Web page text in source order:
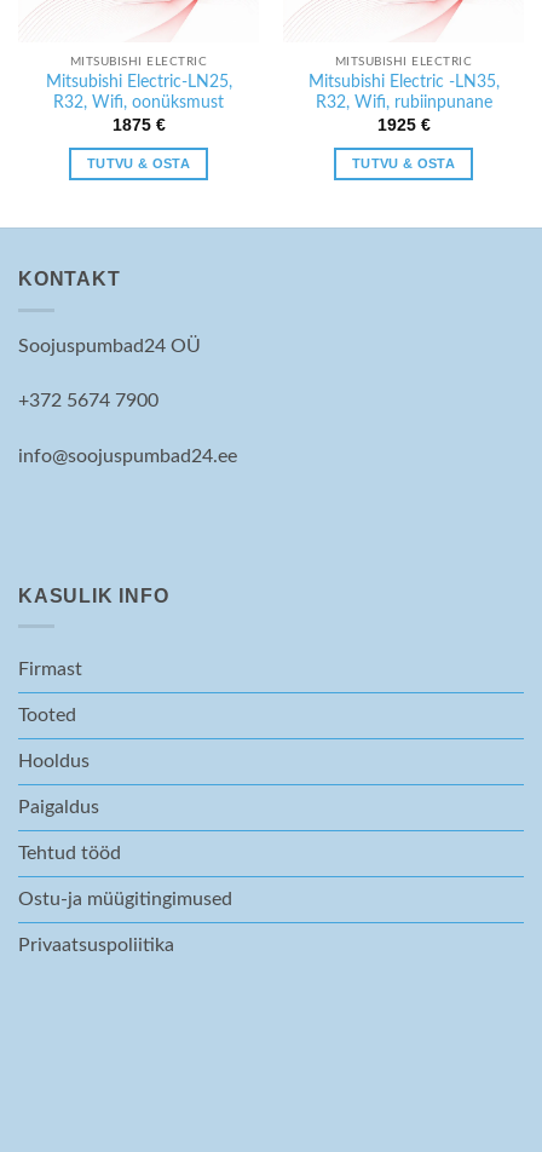
MITSUBISHI ELECTRIC
Mitsubishi Electric-LN25,
R32, Wifi, oonüksmust
1875 €
TUTVU & OSTA
MITSUBISHI ELECTRIC
Mitsubishi Electric -LN35,
R32, Wifi, rubiinpunane
1925 €
TUTVU & OSTA
KONTAKT
Soojuspumbad24 OÜ
+372 5674 7900
info@soojuspumbad24.ee
KASULIK INFO
Firmast
Tooted
Hooldus
Paigaldus
Tehtud tööd
Ostu-ja müügitingimused
Privaatsuspoliitika